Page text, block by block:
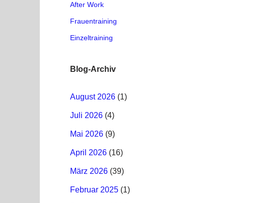
After Work
Frauentraining
Einzeltraining
Blog-Archiv
August 2026 (1)
Juli 2026 (4)
Mai 2026 (9)
April 2026 (16)
März 2026 (39)
Februar 2025 (1)